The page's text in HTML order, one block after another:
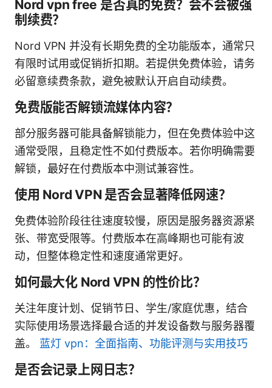
Nord vpn free 是否真的免费？会不会被强
制续费？
Nord VPN 并没有长期免费的全功能版本，通常只
有限时试用或促销折扣期。若提供免费体验，请务
必留意续费条款，避免被默认开启自动续费。
免费版能否解锁流媒体内容？
部分服务器可能具备解锁能力，但在免费体验中这
通常受限，且稳定性不如付费版本。若你明确需要
解锁，最好在付费版本中测试兼容性。
使用 Nord VPN 是否会显著降低网速？
免费体验阶段往往速度较慢，原因是服务器资源紧
张、带宽受限等。付费版本在高峰期也可能有波
动，但整体稳定性和速度通常更好。
如何最大化 Nord VPN 的性价比？
关注年度计划、促销节日、学生/家庭优惠，结合
实际使用场景选择最合适的并发设备数与服务器覆
盖。 蓝灯 vpn：全面指南、功能评测与实用技巧
是否会记录上网日志？